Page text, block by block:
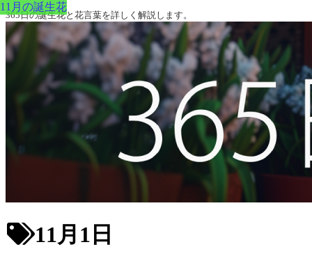
365日の誕生花と花言葉を詳しく解説します。
11月1日
11月の誕生花